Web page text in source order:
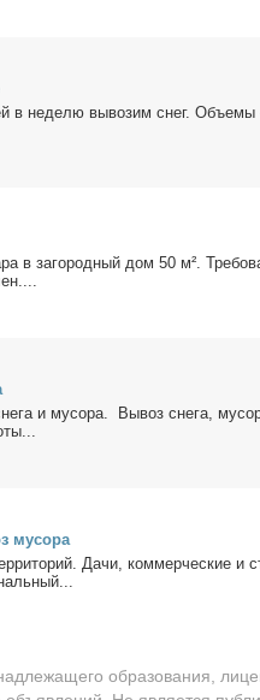
в неде­лю вы­во­зим снег. Объ­е­мы
в за­го­род­ный дом 50 м².
и му­со­ра. Вы­воз сне­га,
му­со­ра
Да­чи, ком­мер­че­ские и
образования,